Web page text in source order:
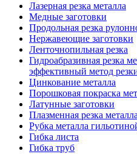
Лазерная резка металла
Медные заготовки
Продольная резка
Нержавеющие заготовки
Ленточнопильная резка
Гидроабразивная резка
эффективный метод
Цинкование металла
Порошковая покраска
Латунные заготовки
Плазменная резка металла
Рубка металла
Гибка листа
Гибка труб